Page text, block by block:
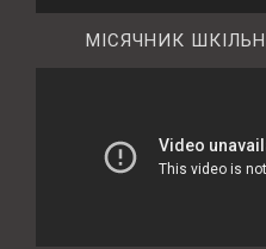
МІСЯЧНИК